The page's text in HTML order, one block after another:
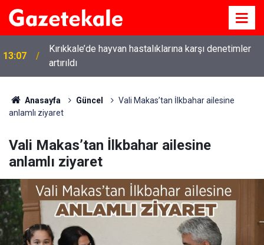
13:07
Kırıkkale’de hayvan hastalıklarına karşı denetimler
artırıldı
Anasayfa Güncel
Vali Makas’tan İlkbahar ailesine
anlamlı ziyaret
Vali Makas’tan İlkbahar ailesine
anlamlı ziyaret